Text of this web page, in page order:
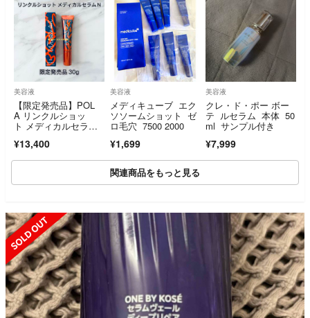
美容液
【限定発売品】POL
A リンクルショッ
ト メディカルセラ
¥13,400
美容液
メディキューブ エク
ソソームショット ゼ
ロ毛穴 7500 2000
¥1,699
美容液
クレ・ド・ポー ボー
テ ルセラム 本体 50
ml サンプル付き
¥7,999
関連商品をもっと見る
SOLD OUT